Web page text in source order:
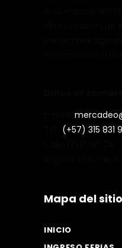
(+57) 315 831
Mapa del sitio
INICIO